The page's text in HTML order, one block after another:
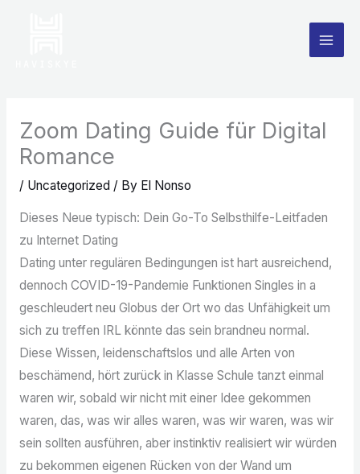
Zoom Dating Guide für Digital
Romance
/ Uncategorized / By El Nonso
Dieses Neue typisch: Dein Go-To Selbsthilfe-Leitfaden
zu Internet Dating
Dating unter regulären Bedingungen ist hart ausreichend,
dennoch COVID-19-Pandemie Funktionen Singles in a
geschleudert neu Globus der Ort wo das Unfähigkeit um
sich zu treffen IRL könnte das sein brandneu normal.
Diese Wissen, leidenschaftslos und alle Arten von
beschämend, hört zurück in Klasse Schule tanzt einmal
waren wir, sobald wir nicht mit einer Idee gekommen
waren, das, was wir alles waren, was wir waren, was wir
sein sollten ausführen, aber instinktiv realisiert wir würden
zu bekommen eigenen Rücken von der Wand um